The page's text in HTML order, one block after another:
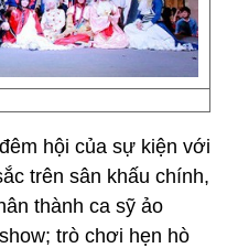
hội của sự kiện với
trên sân khấu chính,
thành ca sỹ ảo
trò chơi hẹn hò